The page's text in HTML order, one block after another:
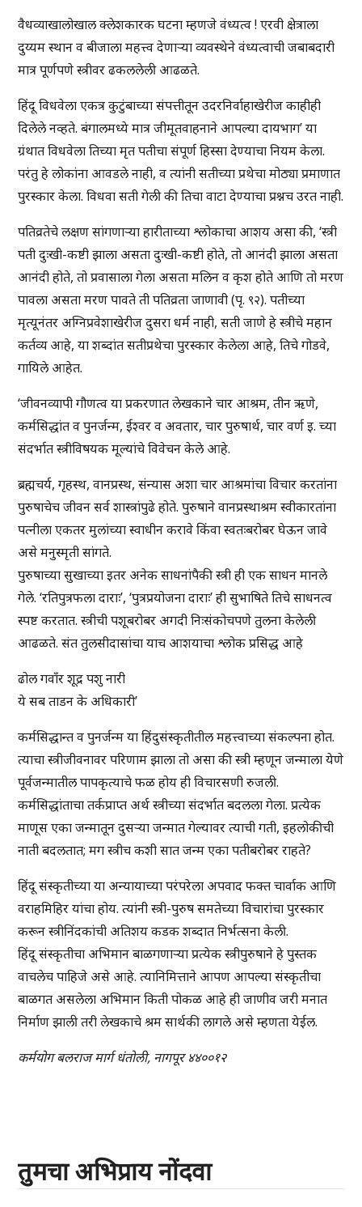
वैधव्याखालोखाल क्लेशकारक घटना म्हणजे वंध्यत्व ! एरवी क्षेत्राला
दुय्यम स्थान व बीजाला महत्त्व देणाऱ्या व्यवस्थेने वंध्यत्वाची जबाबदारी
मात्र पूर्णपणे स्त्रीवर ढकललेली आढळते.
हिंदू विधवेला एकत्र कुटुंबाच्या संपत्तीतून उदरनिर्वाहाखेरीज काहीही
दिलेले नव्हते. बंगालमध्ये मात्र जीमूतवाहनाने आपल्या दायभाग’ या
ग्रंथात विधवेला तिच्या मृत पतीचा संपूर्ण हिस्सा देण्याचा नियम केला.
परंतु हे लोकांना आवडले नाही, व त्यांनी सतीच्या प्रथेचा मोठ्या प्रमाणात
पुरस्कार केला. विधवा सती गेली की तिचा वाटा देण्याचा प्रश्नच उरत नाही.
पतिव्रतेचे लक्षण सांगणाऱ्या हारीताच्या श्लोकाचा आशय असा की, ‘स्त्री
पती दुःखी-कष्टी झाला असता दुःखी-कष्टी होते, तो आनंदी झाला असता
आनंदी होते, तो प्रवासाला गेला असता मलिन व कृश होते आणि तो मरण
पावला असता मरण पावते ती पतिव्रता जाणावी (पृ. ९२). पतीच्या
मृत्यूनंतर अग्निप्रवेशाखेरीज दुसरा धर्म नाही, सती जाणे हे स्त्रीचे महान
कर्तव्य आहे, या शब्दांत सतीप्रथेचा पुरस्कार केलेला आहे, तिचे गोडवे,
गायिले आहेत.
‘जीवनव्यापी गौणत्व या प्रकरणात लेखकाने चार आश्रम, तीन ऋणे,
कर्मसिद्धांत व पुनर्जन्म, ईश्वर व अवतार, चार पुरुषार्थ, चार वर्ण इ. च्या
संदर्भात स्त्रीविषयक मूल्यांचे विवेचन केले आहे.
ब्रह्मचर्य, गृहस्थ, वानप्रस्थ, संन्यास अशा चार आश्रमांचा विचार करतांना
पुरुषाचेच जीवन सर्व शास्त्रांपुढे होते. पुरुषाने वानप्रस्थाश्रम स्वीकारतांना
पत्नीला एकतर मुलांच्या स्वाधीन करावे किंवा स्वतःबरोबर घेऊन जावे
असे मनुस्मृती सांगते.
पुरुषाच्या सुखाच्या इतर अनेक साधनांपैकी स्त्री ही एक साधन मानले
गेले. ‘रतिपुत्रफला दाराः’, ‘पुत्रप्रयोजना दाराः’ ही सुभाषिते तिचे साधनत्व
स्पष्ट करतात. स्त्रीची पशूबरोबर अगदी निःसंकोचपणे तुलना केलेली
आढळते. संत तुलसीदासांचा याच आशयाचा श्लोक प्रसिद्ध आहे
ढोल गवाँर शूद्र पशु नारी
ये सब ताडन के अधिकारी’
कर्मसिद्धान्त व पुनर्जन्म या हिंदुसंस्कृतीतील महत्त्वाच्या संकल्पना होत.
त्याचा स्त्रीजीवनावर परिणाम झाला तो असा की स्त्री म्हणून जन्माला येणे
पूर्वजन्मातील पापकृत्याचे फळ होय ही विचारसणी रुजली.
कर्मसिद्धांताचा तर्कप्राप्त अर्थ स्त्रीच्या संदर्भात बदलला गेला. प्रत्येक
माणूस एका जन्मातून दुसऱ्या जन्मात गेल्यावर त्याची गती, इहलोकीची
नाती बदलतात; मग स्त्रीच कशी सात जन्म एका पतीबरोबर राहते?
हिंदू संस्कृतीच्या या अन्यायाच्या परंपरेला अपवाद फक्त चार्वाक आणि
वराहमिहिर यांचा होय. त्यांनी स्त्री-पुरुष समतेच्या विचारांचा पुरस्कार
करून स्त्रीनिंदकांची अतिशय कडक शब्दात निर्भत्सना केली.
हिंदू संस्कृतीचा अभिमान बाळगणाऱ्या प्रत्येक स्त्रीपुरुषाने हे पुस्तक
वाचलेच पाहिजे असे आहे. त्यानिमित्ताने आपण आपल्या संस्कृतीचा
बाळगत असलेला अभिमान किती पोकळ आहे ही जाणीव जरी मनात
निर्माण झाली तरी लेखकाचे श्रम सार्थकी लागले असे म्हणता येईल.
कर्मयोग बलराज मार्ग धंतोली, नागपूर ४४००१२
तुमचा अभिप्राय नोंदवा